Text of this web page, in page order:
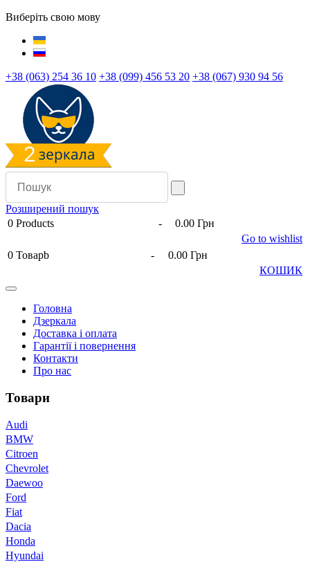
Виберіть свою мову
+38 (063) 254 36 10 +38 (099) 456 53 20 +38 (067) 930 94 56
Розширений пошук
0 Products -
0.00 Грн
Go to wishlist
0 Товарb -
0.00 Грн
КОШИК
Головна
Дзеркала
Доставка і оплата
Гарантії і повернення
Контакти
Про нас
Товари
Audi
BMW
Citroen
Chevrolet
Daewoo
Ford
Fiat
Dacia
Honda
Hyundai